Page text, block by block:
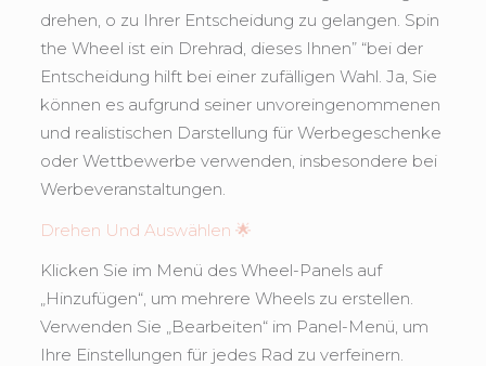
drehen, o zu Ihrer Entscheidung zu gelangen. Spin
the Wheel ist ein Drehrad, dieses Ihnen” “bei der
Entscheidung hilft bei einer zufälligen Wahl. Ja, Sie
können es aufgrund seiner unvoreingenommenen
und realistischen Darstellung für Werbegeschenke
oder Wettbewerbe verwenden, insbesondere bei
Werbeveranstaltungen.
Drehen Und Auswählen 🌟
Klicken Sie im Menü des Wheel-Panels auf
„Hinzufügen“, um mehrere Wheels zu erstellen.
Verwenden Sie „Bearbeiten“ im Panel-Menü, um
Ihre Einstellungen für jedes Rad zu verfeinern.